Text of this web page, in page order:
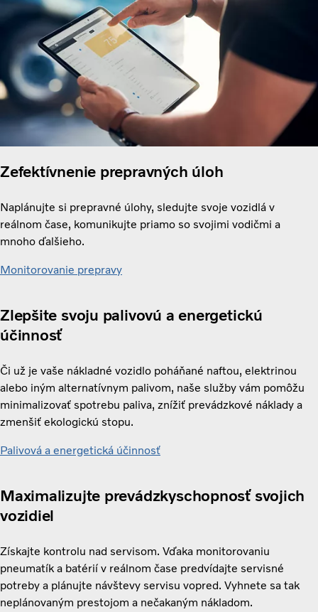
Zefektívnenie prepravných úloh
Naplánujte si prepravné úlohy, sledujte svoje vozidlá v
reálnom čase, komunikujte priamo so svojimi vodičmi a
mnoho ďalšieho.
Monitorovanie prepravy
Zlepšite svoju palivovú a energetickú
účinnosť
Či už je vaše nákladné vozidlo poháňané naftou, elektrinou
alebo iným alternatívnym palivom, naše služby vám pomôžu
minimalizovať spotrebu paliva, znížiť prevádzkové náklady a
zmenšiť ekologickú stopu.
Palivová a energetická účinnosť
Maximalizujte prevádzkyschopnosť svojich
vozidiel
Získajte kontrolu nad servisom. Vďaka monitorovaniu
pneumatík a batérií v reálnom čase predvídajte servisné
potreby a plánujte návštevy servisu vopred. Vyhnete sa tak
neplánovaným prestojom a nečakaným nákladom.